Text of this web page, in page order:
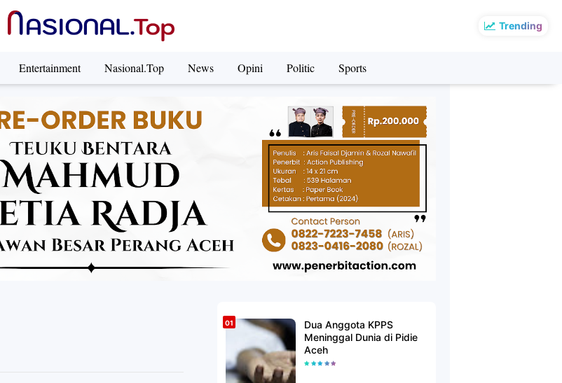
Trending
Entertainment Nasional.Top News Opini Politic Sports
Dua Anggota KPPS
Meninggal Dunia di Pidie
Aceh